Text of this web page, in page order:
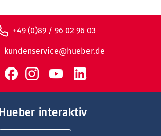
+49 (0)89 / 96 02 96 03
kundenservice@hueber.de
Hueber interaktiv